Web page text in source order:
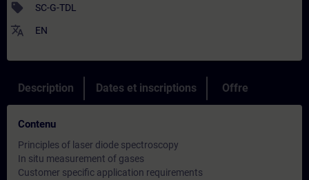
sell SC-G-TDL
translate EN
Description Dates et inscriptions Offre
Contenu
Principles of laser diode spectroscopy
In situ measurement of gases
Customer specific application requirements